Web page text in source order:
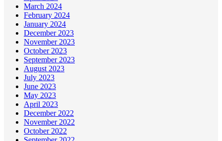
March 2024
February 2024
January 2024
December 2023
November 2023
October 2023
September 2023
August 2023
July 2023
June 2023
May 2023
April 2023
December 2022
November 2022
October 2022